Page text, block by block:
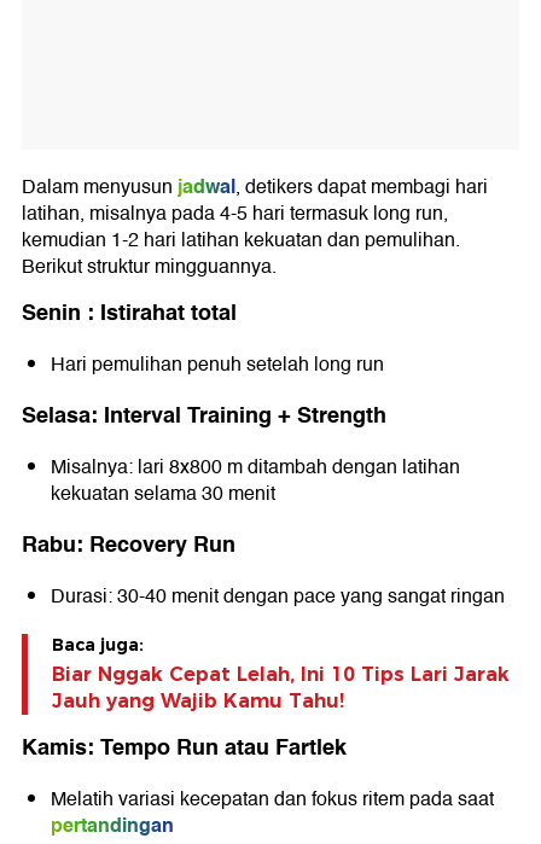
Dalam menyusunjadwal, detikers dapat membagi hari
latihan, misalnya pada 4-5 hari termasuk long run,
kemudian 1-2 hari latihan kekuatan dan pemulihan.
Berikut struktur mingguannya.
Senin : Istirahat total
Hari pemulihan penuh setelah long run
Selasa: Interval Training + Strength
Misalnya: lari 8x800 m ditambah dengan latihan
kekuatan selama 30 menit
Rabu: Recovery Run
Durasi: 30-40 menit dengan pace yang sangat ringan
Baca juga:
Biar Nggak Cepat Lelah, Ini 10 Tips Lari Jarak
Jauh yang Wajib Kamu Tahu!
Kamis: Tempo Run atau Fartlek
Melatih variasi kecepatan dan fokus ritem pada saat
pertandingan